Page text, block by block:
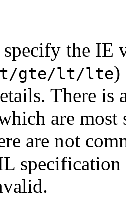
specify the IE
gte/lt/lte)
There is
are
are not
specification